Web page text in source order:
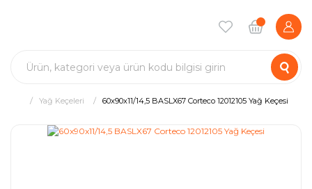
Yağ Keçeleri 60x90x11/14,5 BASLX67 Corteco 12012105 Yağ Keçesi